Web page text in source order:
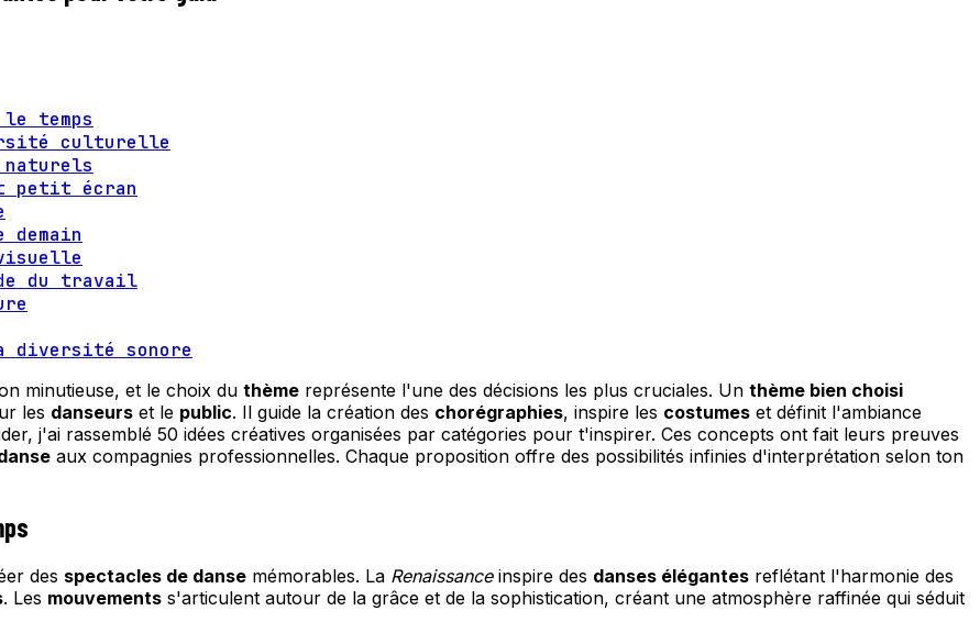
temps
culturelle
petit écran
du travail
diversité sonore
minutieuse, et le choix du thème représente l'une des décisions les plus cruciales. Un thème bien choisi
les danseurs et le public. Il guide la création des chorégraphies, inspire les costumes et définit l'ambiance
j'ai rassemblé 50 idées créatives organisées par catégories pour t'inspirer. Ces concepts ont fait leurs preuves
aux compagnies professionnelles. Chaque proposition offre des possibilités infinies d'interprétation selon ton
des spectacles de danse mémorables. La Renaissanceinspire des danses élégantes reflétant l'harmonie des
. Les mouvements s'articulent autour de la grâce et de la sophistication, créant une atmosphère raffinée qui séduit